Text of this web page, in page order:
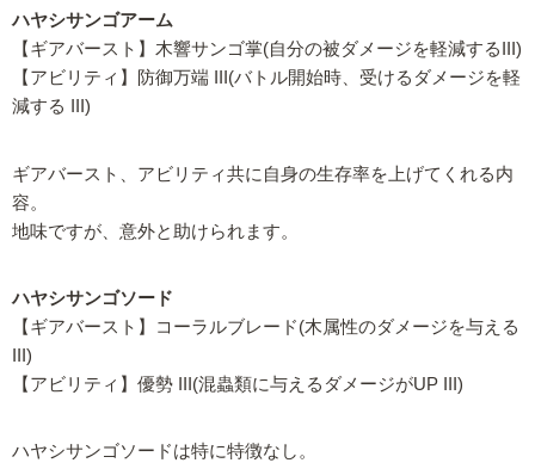
ハヤシサンゴアーム
【ギアバースト】木響サンゴ掌(自分の被ダメージを軽減するIII)
【アビリティ】防御万端 III(バトル開始時、受けるダメージを軽
減する III)
ギアバースト、アビリティ共に自身の生存率を上げてくれる内
容。
地味ですが、意外と助けられます。
ハヤシサンゴソード
【ギアバースト】コーラルブレード(木属性のダメージを与える
III)
【アビリティ】優勢 III(混蟲類に与えるダメージがUP III)
ハヤシサンゴソードは特に特徴なし。